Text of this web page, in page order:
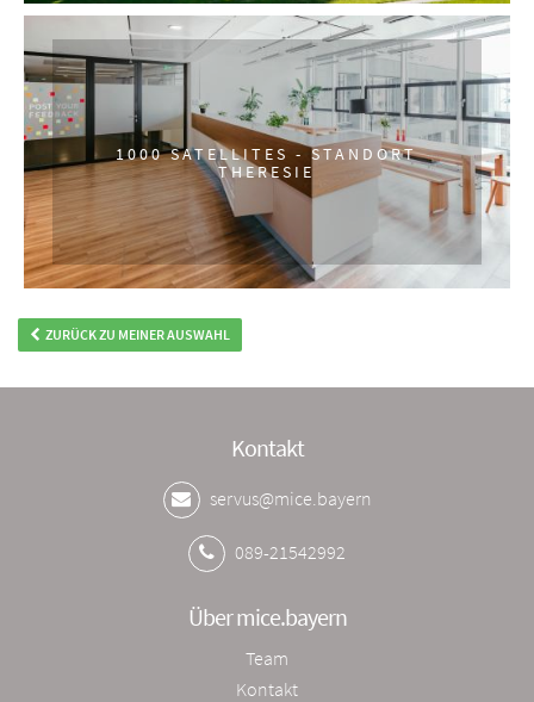
1000 SATELLITES - STANDORT
THERESIE
ZURÜCK ZU MEINER AUSWAHL
Kontakt
servus@mice.bayern
089-21542992
Über mice.bayern
Team
Kontakt